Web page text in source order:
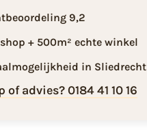
9,2
+ 500m² echte winkel
in Sliedrecht
of advies? 0184 41 10 16